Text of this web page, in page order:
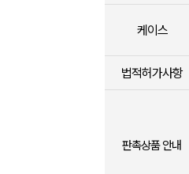
케이스
법적허가사항
판촉상품 안내